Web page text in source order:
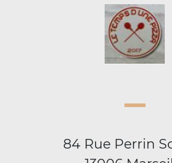
84 Rue Perrin